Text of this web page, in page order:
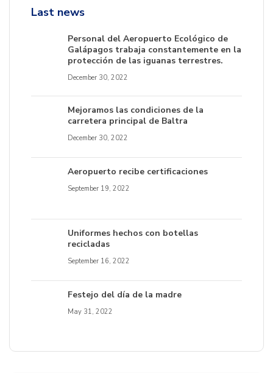
Last news
Personal del Aeropuerto Ecológico de
Galápagos trabaja constantemente en la
protección de las iguanas terrestres.
December 30, 2022
Mejoramos las condiciones de la
carretera principal de Baltra
December 30, 2022
Aeropuerto recibe certificaciones
September 19, 2022
Uniformes hechos con botellas
recicladas
September 16, 2022
Festejo del día de la madre
May 31, 2022